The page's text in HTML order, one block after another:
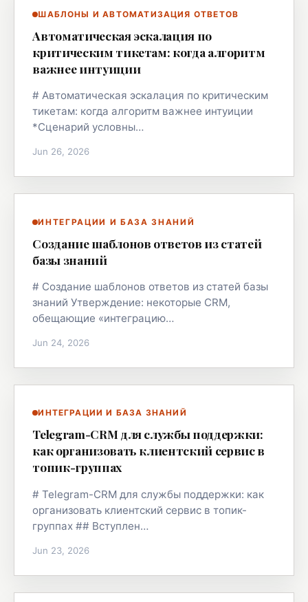
ШАБЛОНЫ И АВТОМАТИЗАЦИЯ ОТВЕТОВ
Автоматическая эскалация по
критическим тикетам: когда алгоритм
важнее интуиции
# Автоматическая эскалация по критическим
тикетам: когда алгоритм важнее интуиции
*Сценарий условны…
Jun 26, 2026
ИНТЕГРАЦИИ И БАЗА ЗНАНИЙ
Создание шаблонов ответов из статей
базы знаний
# Создание шаблонов ответов из статей базы
знаний Утверждение: некоторые CRM,
обещающие «интеграцию…
Jun 24, 2026
ИНТЕГРАЦИИ И БАЗА ЗНАНИЙ
Telegram-CRM для службы поддержки:
как организовать клиентский сервис в
топик-группах
# Telegram-CRM для службы поддержки: как
организовать клиентский сервис в топик-
группах ## Вступлен…
Jun 23, 2026